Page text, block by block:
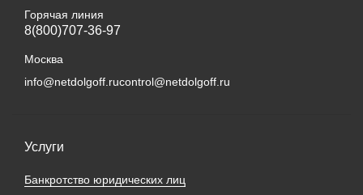
Услуги
Банкротство юридических лиц
Горячая линия
8(800)707-36-97
Москва
info@netdolgoff.rucontrol@netdolgoff.ru